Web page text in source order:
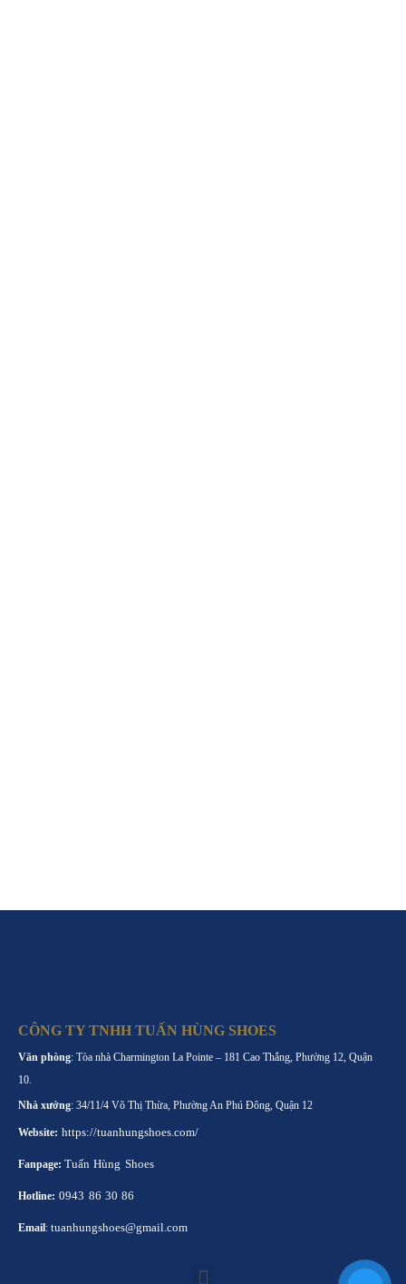
CÔNG TY TNHH TUẤN HÙNG SHOES
Văn phòng: Tòa nhà Charmington La Pointe – 181 Cao Thắng, Phường 12, Quận
10.
Nhà xưởng: 34/11/4 Võ Thị Thừa, Phường An Phú Đông, Quận 12
Website: https://tuanhungshoes.com/
Fanpage: Tuấn Hùng Shoes
Hotline: 0943 86 30 86
Email: tuanhungshoes@gmail.com